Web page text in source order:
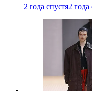
2 года спустя2 года